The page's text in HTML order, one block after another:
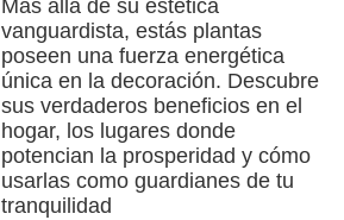
Más allá de su estética
vanguardista, estás plantas
poseen una fuerza energética
única en la decoración. Descubre
sus verdaderos beneficios en el
hogar, los lugares donde
potencian la prosperidad y cómo
usarlas como guardianes de tu
tranquilidad